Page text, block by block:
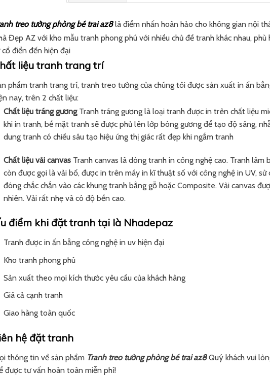
treo tường phòng bé trai az8là điểm nhấn hoàn hảo cho không gian nội
Đẹp AZ với kho mẫu tranh phong phú với nhiều chủ đề tranh khác nhau,
điển đến hiện đại
liệu tranh trang trí
phẩm tranh trang trí, tranh treo tường của chúng tôi được sản xuất in ấn
nay, trên 2 chất liệu:
Chất liệu tráng gương Tranh tráng gương là loại tranh được in trên chất liệu
khi in tranh, bề mặt tranh sẽ được phủ lên lớp bóng gương để tạo độ sáng,
dung tranh có chiều sâu tạo hiệu ứng thị giác rất đẹp khi ngắm tranh
Chất liệu vải canvas Tranh canvas là dòng tranh in công nghệ cao. Tranh làm
còn được gọi là vải bố, được in trên máy in kĩ thuật số với công nghệ in UV,
đóng chắc chắn vào các khung tranh bằng gỗ hoặc Composite. Vải canvas
nhiên. Vải rất nhẹ và có độ bền cao.
điểm khi đặt tranh tại là Nhadepaz
Tranh được in ấn bằng công nghệ in uv hiện đại
Kho tranh phong phú
Sản xuất theo mọi kích thước yêu cầu của khách hàng
Giá cả cạnh tranh
Giao hàng toàn quốc
hệ đặt tranh
thông tin về sản phẩm Tranh treo tường phòng bé trai az8 Quý khách vui
được tư vấn hoàn toàn miễn phí!